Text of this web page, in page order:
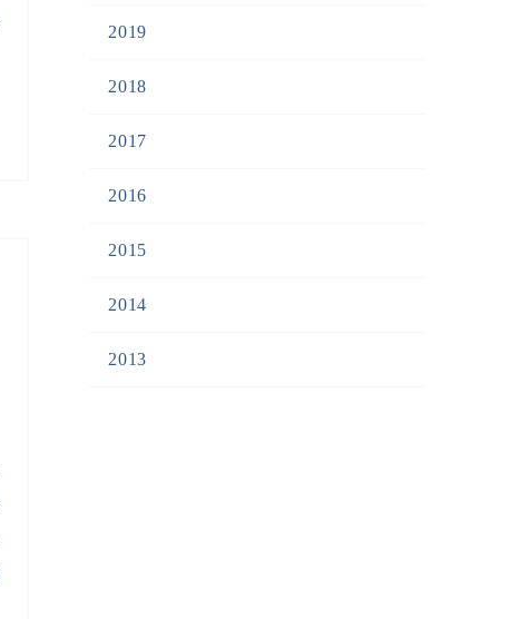
2019
2018
2017
2016
2015
2014
2013